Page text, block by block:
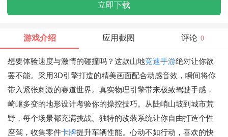
立即下载
游戏介绍 应用截图 评论 0
想要体验速度与激情的碰撞吗？这款山地竞速手游绝对让你欲
罢不能。采用3D引擎打造的精美画面配合动感音效，瞬间将你
带入紧张刺激的赛道世界。真实物理引擎带来极致驾驶手感，
崎岖多变的地形设计考验你的操控技巧。从陡峭山坡到城市荒
野，每个场景都充满挑战。独特的改装系统让你自由打造个性
座驾，收集零件卡牌提升车辆性能。心动不如行动，喜欢的快